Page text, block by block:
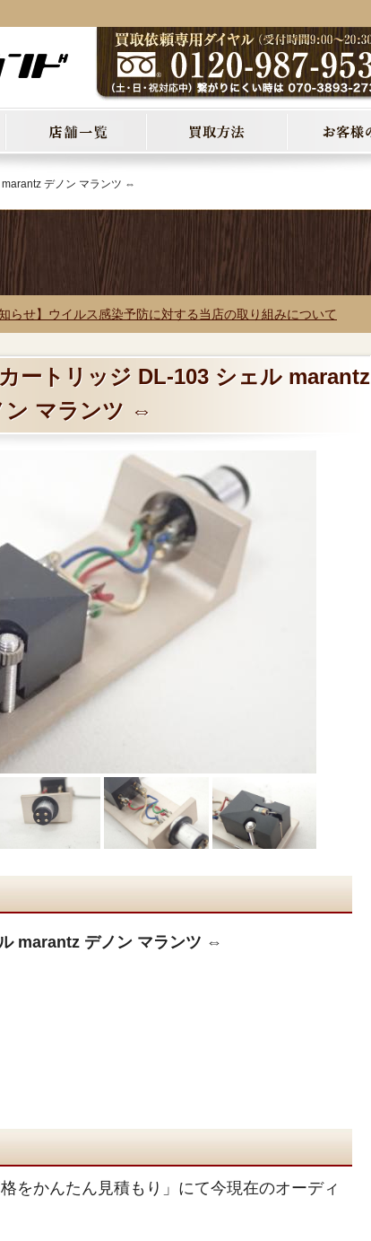
デノン マランツ ⇔
知らせ】ウイルス感染予防に対する当店の取り組みについて
ートリッジ DL-103 シェル marantz
ン マランツ ⇔
marantz デノン マランツ ⇔
をかんたん見積もり」にて今現在のオーディ